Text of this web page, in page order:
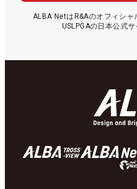
ALBA NetはR&Aのオフィシ
USLPGAの日本公式